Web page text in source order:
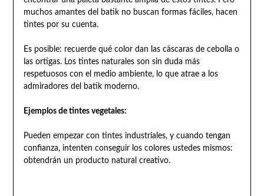
muchos amantes del batik no buscan formas fáciles, hacen
tintes por su cuenta.
Es posible: recuerde qué color dan las cáscaras de cebolla o
las ortigas. Los tintes naturales son sin duda más
respetuosos con el medio ambiente, lo que atrae a los
admiradores del batik moderno.
Ejemplos de tintes vegetales:
Pueden empezar con tintes industriales, y cuando tengan
confianza, intenten conseguir los colores ustedes mismos:
obtendrán un producto natural creativo.